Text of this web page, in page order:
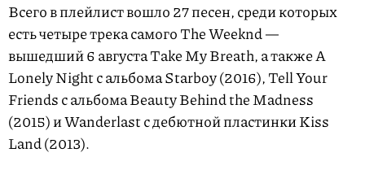
Всего в плейлист вошло 27 песен, среди которых
есть четыре трека самого The Weeknd —
вышедший 6 августа Take My Breath, а также A
Lonely Night с альбома Starboy (2016), Tell Your
Friends с альбома Beauty Behind the Madness
(2015) и Wanderlast с дебютной пластинки Kiss
Land (2013).